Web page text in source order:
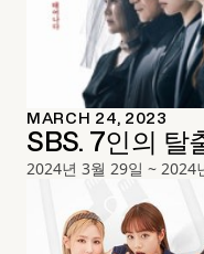
MARCH 24, 2023
SBS. 7인의 탈
2024년 3월 29일 ~ 2024